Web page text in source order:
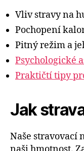
Vliv stravy na
Pochopení
Pitný režim a
Psychologické
Praktičtí tipy
Jak
Naše stravovací